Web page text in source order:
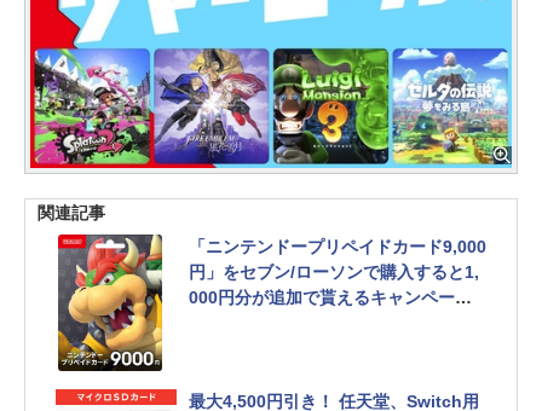
関連記事
「ニンテンドープリペイドカード9,000
円」をセブン/ローソンで購入すると1,
000円分が追加で貰えるキャンペーン
最大4,500円引き！ 任天堂、Switch用